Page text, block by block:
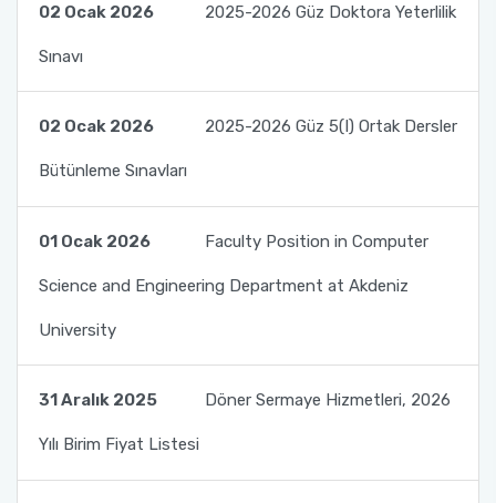
02 Ocak 2026 2025-2026 Güz Doktora Yeterlilik
Sınavı
02 Ocak 2026 2025-2026 Güz 5(I) Ortak Dersler
Bütünleme Sınavları
01 Ocak 2026 Faculty Position in Computer
Science and Engineering Department at Akdeniz
University
31 Aralık 2025 Döner Sermaye Hizmetleri, 2026
Yılı Birim Fiyat Listesi